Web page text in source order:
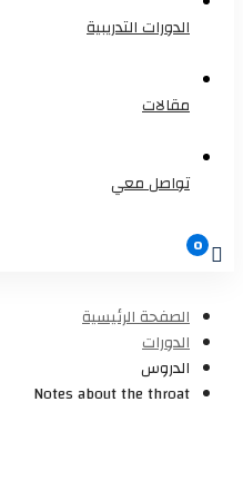
الدورات التدريبية
مقالات
تواصل معي
الصفحة الرئيسية
الدورات
الدروس
Notes about the throat